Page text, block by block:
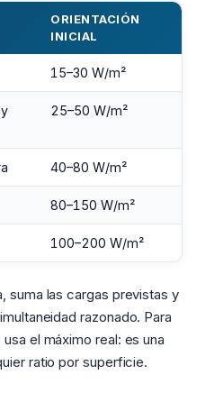
ORIENTACIÓN
INICIAL
15–30 W/m²
25–50 W/m²
40–80 W/m²
80–150 W/m²
100–200 W/m²
suma las cargas previstas y
razonado. Para
el máximo real: es una
ratio por superficie.